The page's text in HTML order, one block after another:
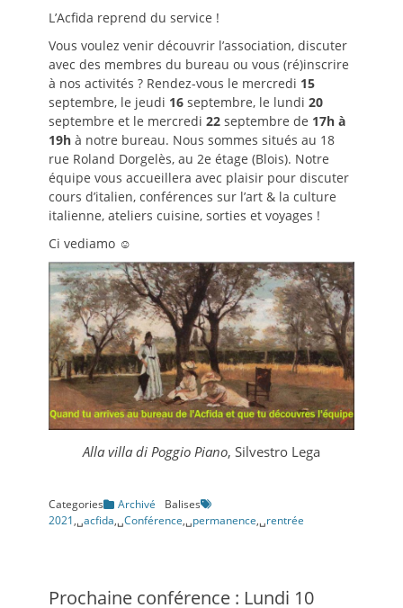
L’Acfida reprend du service !
Vous voulez venir découvrir l’association, discuter
avec des membres du bureau ou vous (ré)inscrire
à nos activités ? Rendez-vous le mercredi 15
septembre, le jeudi 16 septembre, le lundi 20
septembre et le mercredi 22 septembre de 17h à
19h à notre bureau. Nous sommes situés au 18
rue Roland Dorgelès, au 2e étage (Blois). Notre
équipe vous accueillera avec plaisir pour discuter
cours d’italien, conférences sur l’art & la culture
italienne, ateliers cuisine, sorties et voyages !
Ci vediamo ☺
Alla villa di Poggio Piano, Silvestro Lega
Categories Archivé
Balises
2021,␣acfida,␣Conférence,␣permanence,␣rentrée
Prochaine conférence : Lundi 10